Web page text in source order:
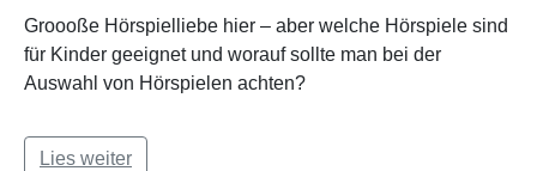
Groooße Hörspielliebe hier – aber welche Hörspiele sind
für Kinder geeignet und worauf sollte man bei der
Auswahl von Hörspielen achten?
Lies weiter